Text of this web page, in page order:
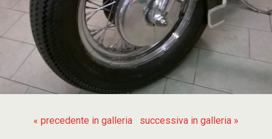
« precedente in galleria successiva in galleria »